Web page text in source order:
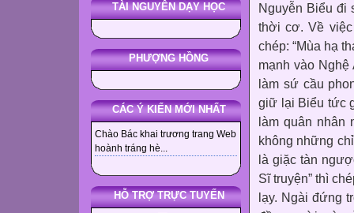
TÀI NGUYÊN DẠY HỌC
PHƯỢNG HỒNG
CÁC Ý KIẾN MỚI NHẤT
Chào Bác khai trương trang Web
hoành tráng hè...
HỖ TRỢ TRỰC TUYẾN
Nguyễn Biểu đi
thời cơ. Về
chép: “Mùa hạ
mạnh vào
làm sứ cầu
giữ lại Biểu tức
làm quân nhân
không những
là giặc tàn
Sĩ truyện” thì
lạy. Ngài đứng